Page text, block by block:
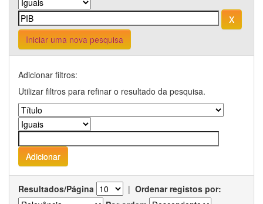
Iniciar uma nova pesquisa
Adicionar filtros:
Utilizar filtros para refinar o resultado da pesquisa.
Resultados/Página | Ordenar registos por: